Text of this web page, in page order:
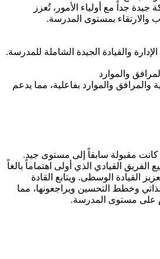
جداً مع أولياء الأمور، تُعزز
والارتقاء بمستوى المدرسة.
والقيادة الجيدة الشاملة للمدرسة.
والموارد
والمرافق والموارد بفاعلية، مما يدعم
كانت مقبولة سابقاً إلى مستوى جيد.
الفريق القيادي الذي أولى اهتماماً بالغاً
القيادة الوسطى. ويتابع القادة
وخطط التحسين ويراجعونها، مما
على مستوى المدرسة.